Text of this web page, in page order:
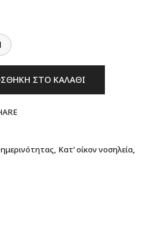
l
ΣΤΟ ΚΑΛΆΘΙ
, Κατ’ οίκον νοσηλεία,